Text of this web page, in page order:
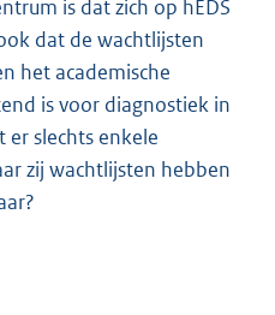
is dat zich op hEDS
dat de wachtlijsten
het academische
is voor diagnostiek in
er slechts enkele
zij wachtlijsten hebben